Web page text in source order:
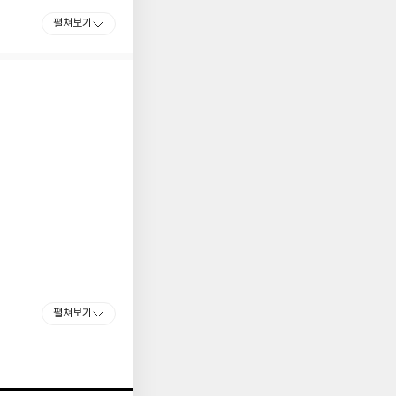
진했다. 겨울에는
신의 삶을 창조하
넘어 새로운 가치
대성됐고 철학은
으로 하였다. 이 사
환을 시도하기에
이어 『권력에의
펼쳐보기
학의 주요 사상은
세상에서 다르게
있으며 수없이 많은
펼쳐보기